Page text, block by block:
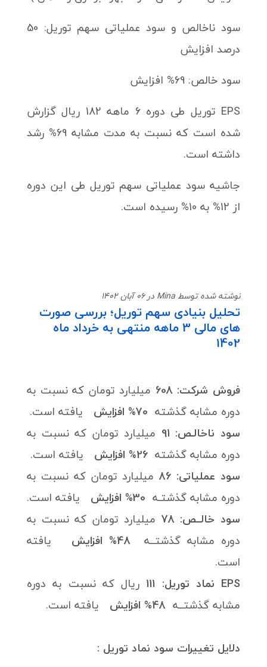
سود ناخالص و سود عملیاتی سهم توریل: 50
درصد افزایش
سود خالص: 69% افزایش
EPS توریل طی دوره 6 ماهه 182 ریال گزارش
شده است که نسبت به مدت مشابه 69% رشد
داشته است.
جاشیه سود عملیاتی سهم توریل طی این دوره
از 12% به 10% رسیده است.
نوشته شده توسط Mina در 06 آبان 1402
تحلیل بنیادی سهم توریل؛ بررسی صورت
های مالی 3 ماهه منتهی به خرداد ماه
1402
فروش شرکت: 608
میلیارد تومان که نسبت به
دوره مشابه گذشته 70% افزایش
یافته است.
سود ناخالـص: 91 میلیارد تومان که نسبت به
دوره مشابه گذشته 26% افزایش
یافته است.
سود عملیاتی: 86
میلیارد تومان که نسبت به
دوره مشابه گذشتـه 30% افزایش
یافته است.
سود خالــص: 78
میلیارد تومان که نسبت به
دوره مشابه گذشتــه 48% افزایش
یافته
است.
EPS نماد توریل: 111
ریال که نسبت به دوره
مشابه گذشتــه 48% افزایش یافته است.
دلایل تغییرات سود نماد توریل :